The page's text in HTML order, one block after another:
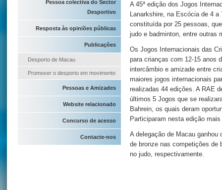
Pessoa colectiva do Sector
Desportivo
Resposta às opiniões públicas
Publicações
Desporto de Macau
Promover o desporto em movimento
Pessoas e Amizades
Website relacionado
Concurso de acesso
Contacte-nos
A 45ª edição dos Jogos
Lanarkshire, na Escócia de 4
constituída por 25 pessoas,
judo e badminton, entre outras
Os Jogos Internacionais das
para crianças com 12-15 anos
intercâmbio e amizade entre
maiores jogos internacionais
realizadas 44 edições. A RAE
últimos 5 Jogos que se
Bahrein, os quais deram
Participaram nesta edição
A delegação de Macau ganhou
de bronze nas competições de
no judo, respectivamente.